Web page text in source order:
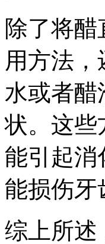
除了将
用方法
水或者醋
状。这些
能引起消
能损伤牙
综上所述